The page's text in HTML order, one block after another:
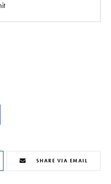
SHARE VIA EMAIL